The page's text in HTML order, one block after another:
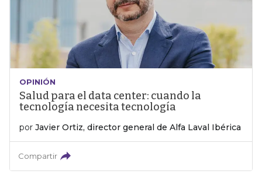
OPINIÓN
Salud para el data center: cuando la
tecnología necesita tecnología
por Javier Ortiz, director general de Alfa Laval Ibérica
Compartir